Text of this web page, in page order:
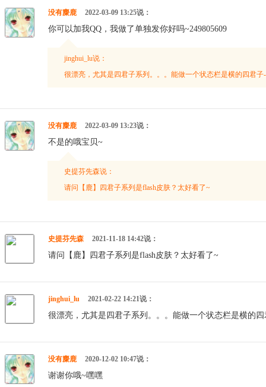
没有麋鹿 2022-03-09 13:25说：
你可以加我QQ，我做了单独发你好吗~249805609
jinghui_lu说：
很漂亮，尤其是四君子系列。。。能做一个状态栏是横的四君
没有麋鹿 2022-03-09 13:23说：
不是的哦宝贝~
史提芬先森说：
请问【鹿】四君子系列是flash皮肤？太好看了~
史提芬先森 2021-11-18 14:42说：
请问【鹿】四君子系列是flash皮肤？太好看了~
jinghui_lu 2021-02-22 14:21说：
很漂亮，尤其是四君子系列。。。能做一个状态栏是横的
没有麋鹿 2020-12-02 10:47说：
谢谢你哦~嘿嘿